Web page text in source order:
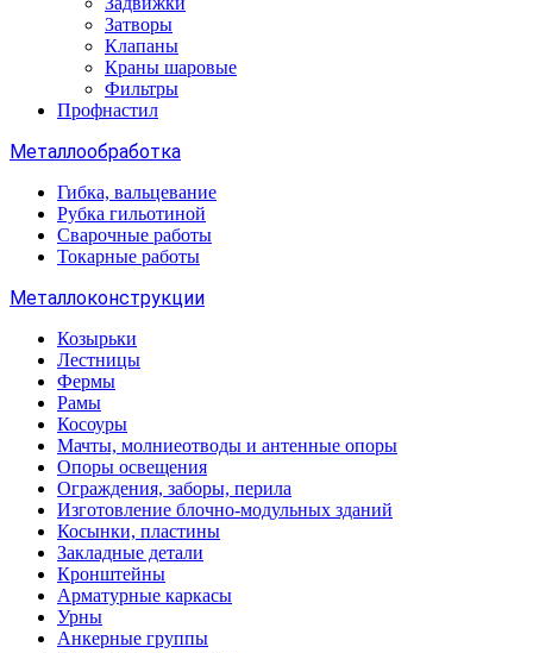
Затворы
Клапаны
Краны шаровые
Фильтры
Профнастил
Металлообработка
Гибка, вальцевание
Рубка гильотиной
Сварочные работы
Токарные работы
Металлоконструкции
Козырьки
Лестницы
Фермы
Рамы
Косоуры
Мачты, молниеотводы и антенные опоры
Опоры освещения
Ограждения, заборы, перила
Изготовление блочно-модульных зданий
Косынки, пластины
Закладные детали
Кронштейны
Арматурные каркасы
Урны
Анкерные группы